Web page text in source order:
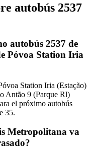
autobús 2537
autobús 2537 de
Póvoa Station Iria
Station Iria (Estação)
Antão 9 (Parque Rl)
el próximo autobús
35.
Metropolitana va